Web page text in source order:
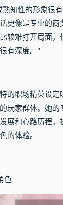
知性的形象很有
更像是专业的商
较难打开局面，
有深度。"
的职场精英设定
玩家群体。她的
展和心路历程，
的体验。
色